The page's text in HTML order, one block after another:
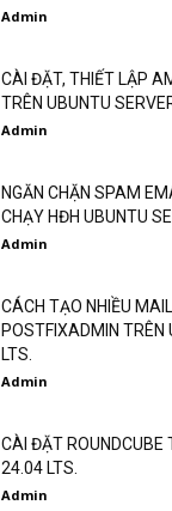
Admin
CÀI ĐẶT, THIẾT LẬP
TRÊN UBUNTU
Admin
NGĂN CHẶN SPAM
CHẠY HĐH UBUNTU
Admin
CÁCH TẠO NHIỀU
POSTFIXADMIN TRÊN
LTS.
Admin
CÀI ĐẶT ROUNDCUBE
24.04 LTS.
Admin